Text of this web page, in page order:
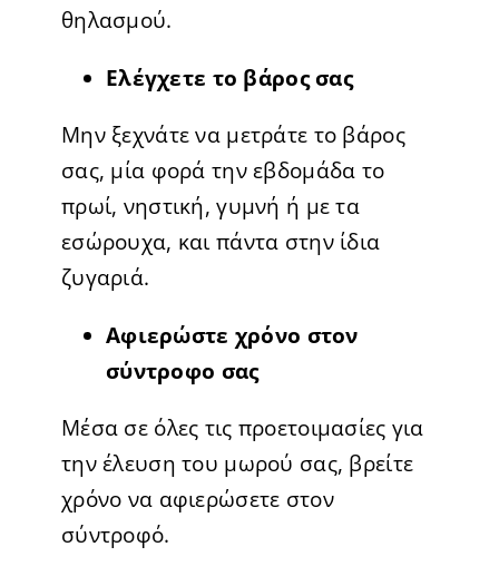
θηλασμού.
Ελέγχετε το βάρος σας
Μην ξεχνάτε να μετράτε το βάρος
σας, μία φορά την εβδομάδα το
πρωί, νηστική, γυμνή ή με τα
εσώρουχα, και πάντα στην ίδια
ζυγαριά.
Αφιερώστε χρόνο στον
σύντροφο σας
Μέσα σε όλες τις προετοιμασίες για
την έλευση του μωρού σας, βρείτε
χρόνο να αφιερώσετε στον
σύντροφό.